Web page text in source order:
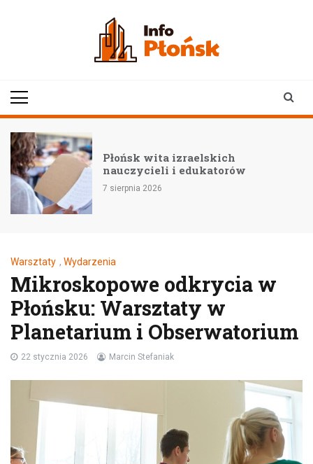
Płońsk wita izraelskich
nauczycieli i edukatorów
7 sierpnia 2026
Warsztaty , Wydarzenia
Mikroskopowe odkrycia w
Płońsku: Warsztaty w
Planetarium i Obserwatorium
22 stycznia 2026 Marcin Stefaniak